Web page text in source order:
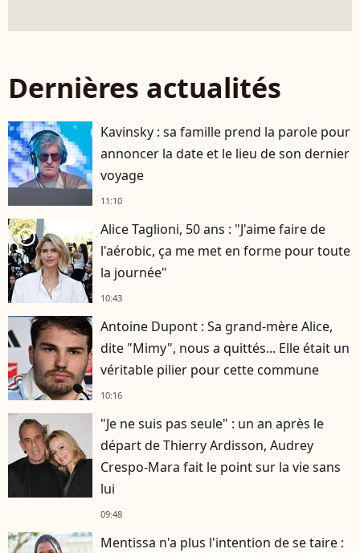
Dernières actualités
Kavinsky : sa famille prend la parole pour
annoncer la date et le lieu de son dernier
voyage
11:10
player2
Alice Taglioni, 50 ans : "J'aime faire de
l'aérobic, ça me met en forme pour toute
la journée"
10:43
Antoine Dupont : Sa grand-mère Alice,
dite "Mimy", nous a quittés... Elle était un
véritable pilier pour cette commune
10:16
"Je ne suis pas seule" : un an après le
départ de Thierry Ardisson, Audrey
Crespo-Mara fait le point sur la vie sans
lui
09:48
Mentissa n'a plus l'intention de se taire :